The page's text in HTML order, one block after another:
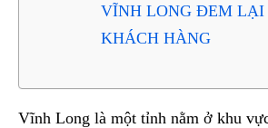
VĨNH LONG ĐEM LẠI
KHÁCH HÀNG
Vĩnh Long là một tỉnh nằm ở khu